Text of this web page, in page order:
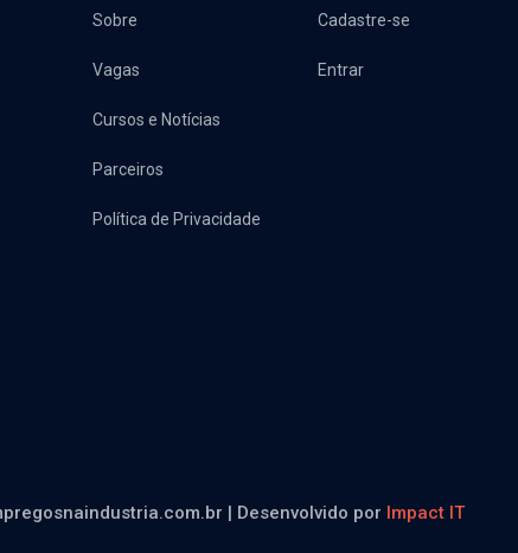
Sobre
Vagas
Cursos e Notícias
Parceiros
Política de Privacidade
Cadastre-se
Entrar
| Desenvolvido por Impact IT